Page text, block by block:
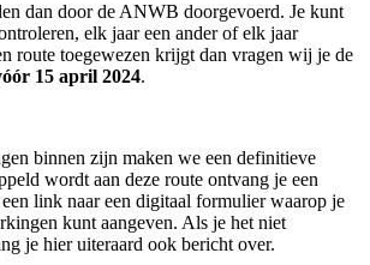
dan door de ANWB doorgevoerd. Je kunt
elk jaar een ander of elk jaar
route toegewezen krijgt dan vragen wij je de
15 april 2024.
binnen zijn maken we een definitieve
wordt aan deze route ontvang je een
link naar een digitaal formulier waarop je
kunt aangeven. Als je het niet
je hier uiteraard ook bericht over.